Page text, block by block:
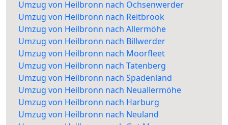
Umzug von Heilbronn nach Ochsenwerder
Umzug von Heilbronn nach Reitbrook
Umzug von Heilbronn nach Allermöhe
Umzug von Heilbronn nach Billwerder
Umzug von Heilbronn nach Moorfleet
Umzug von Heilbronn nach Tatenberg
Umzug von Heilbronn nach Spadenland
Umzug von Heilbronn nach Neuallermöhe
Umzug von Heilbronn nach Harburg
Umzug von Heilbronn nach Neuland